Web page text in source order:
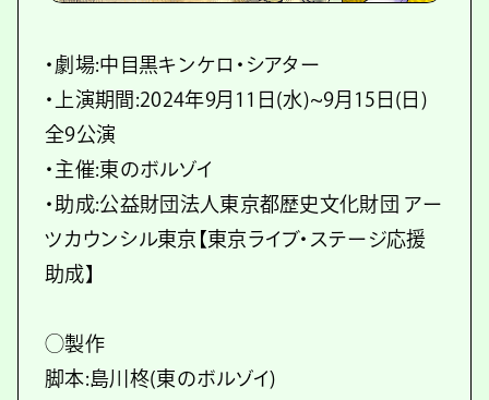
・劇場:中目黒キンケロ・シアター
・上演期間:2024年9月11日(水)~9月15日(日)
全9公演
・主催:東のボルゾイ
・助成:公益財団法人東京都歴史文化財団 アー
ツカウンシル東京【東京ライブ・ステージ応援
助成】
◯製作
脚本:島川柊(東のボルゾイ)